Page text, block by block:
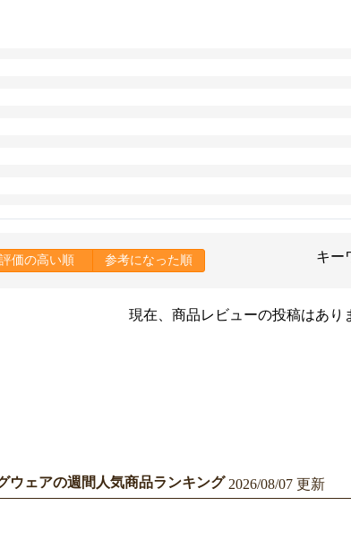
評価の高い順 参考になった順 キー
現在、商品レビューの投稿はあり
ウェアの週間人気商品ランキング 2026/08/07 更新